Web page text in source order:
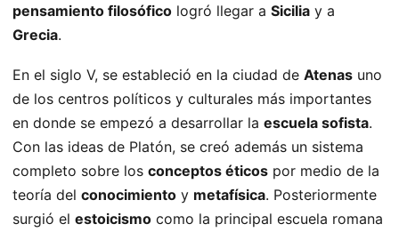
pensamiento filosófico logró llegar a Sicilia y a
Grecia.
En el siglo V, se estableció en la ciudad de Atenas uno
de los centros políticos y culturales más importantes
en donde se empezó a desarrollar la escuela sofista.
Con las ideas de Platón, se creó además un sistema
completo sobre los conceptos éticos por medio de la
teoría del conocimiento y metafísica. Posteriormente
surgió el estoicismo como la principal escuela romana